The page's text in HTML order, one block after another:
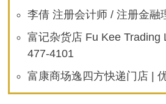
李倩 注册会计师 / 注册金融
富记杂货店 Fu Kee Trading
477-4101
富康商场逸四方快递门店 |